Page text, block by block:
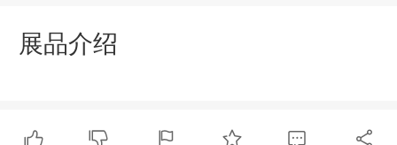
展品介绍